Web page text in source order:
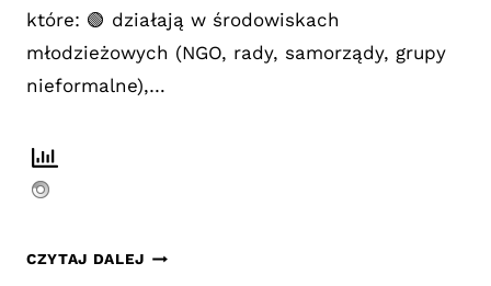
które: 🟢 działają w środowiskach
młodzieżowych (NGO, rady, samorządy, grupy
nieformalne),…
CZYTAJ DALEJ REKRUTACJA